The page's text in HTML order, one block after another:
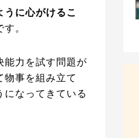
うに心がけるこ
。
能力を試す問題が
物事を組み立て
なってきている